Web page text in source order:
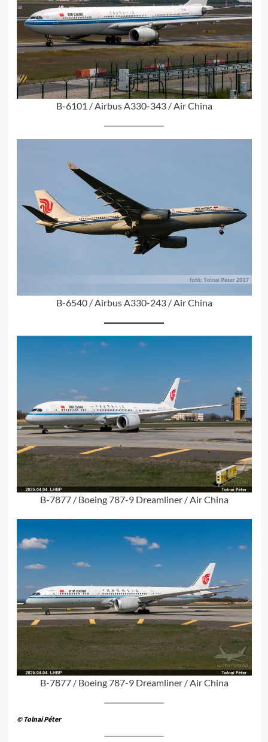
B-6101 / Airbus A330-343 / Air China
B-6540 / Airbus A330-243 / Air China
B-7877 / Boeing 787-9 Dreamliner / Air China
B-7877 / Boeing 787-9 Dreamliner / Air China
© Tolnai Péter